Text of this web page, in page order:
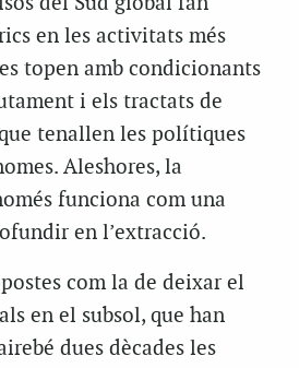
en les activitats més
topen amb condicionants
i els tractats de
tenallen les polítiques
Aleshores, la
funciona com una
en l’extracció.
com la de deixar el
en el subsol, que han
dues dècades les